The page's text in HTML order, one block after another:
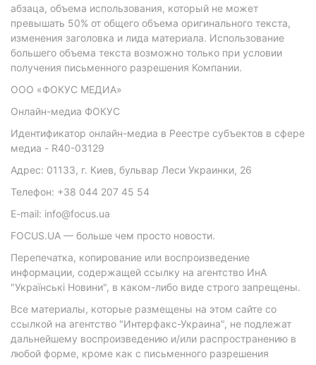
абзаца, объема использования, который не может
превышать 50% от общего объема оригинального текста,
изменения заголовка и лида материала. Использование
большего объема текста возможно только при условии
получения письменного разрешения Компании.
ООО «ФОКУС МЕДИА»
Онлайн-медиа ФОКУС
Идентификатор онлайн-медиа в Реестре субъектов в сфере
медиа - R40-03129
Адрес: 01133, г. Киев, бульвар Леси Украинки, 26
Телефон: +38 044 207 45 54
E-mail: info@focus.ua
FOCUS.UA — больше чем просто новости.
Перепечатка, копирование или воспроизведение
информации, содержащей ссылку на агентство ИнА
"Українські Новини", в каком-либо виде строго запрещены.
Все материалы, которые размещены на этом сайте со
ссылкой на агентство "Интерфакс-Украина", не подлежат
дальнейшему воспроизведению и/или распространению в
любой форме, кроме как с письменного разрешения